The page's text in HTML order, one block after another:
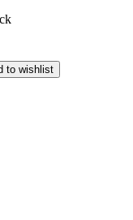
to wishlist